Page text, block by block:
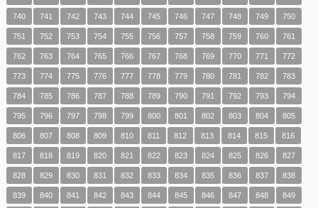
740 741 742 743 744 745 746 747 748 749 750
751 752 753 754 755 756 757 758 759 760 761
762 763 764 765 766 767 768 769 770 771 772
773 774 775 776 777 778 779 780 781 782 783
784 785 786 787 788 789 790 791 792 793 794
795 796 797 798 799 800 801 802 803 804 805
806 807 808 809 810 811 812 813 814 815 816
817 818 819 820 821 822 823 824 825 826 827
828 829 830 831 832 833 834 835 836 837 838
839 840 841 842 843 844 845 846 847 848 849